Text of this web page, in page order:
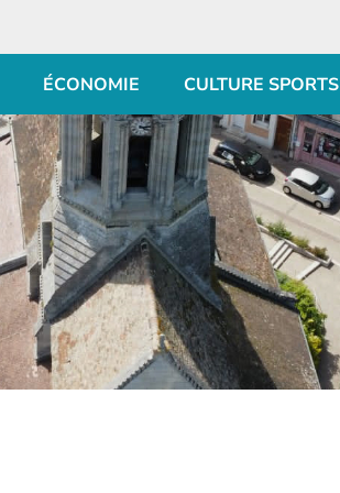
ÉCONOMIE CULTURE SPORTS